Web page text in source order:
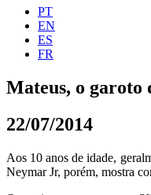
PT
EN
ES
FR
Mateus, o garoto
22/07/2014
Aos 10 anos de idade,
Neymar Jr, porém, mostra